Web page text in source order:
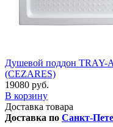
Душевой поддон TRAY-
(CEZARES)
19080 руб.
В корзину
Доставка товара
Доставка по Санкт-